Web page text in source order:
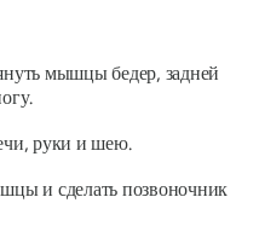
мышцы бедер, задней
руки и шею.
и сделать позвоночник